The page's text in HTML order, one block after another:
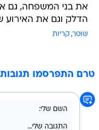
את בני המשפחה, גם
הדלק וגם את האירוע
שוטר קריות
טרם התפרסמו תגובות